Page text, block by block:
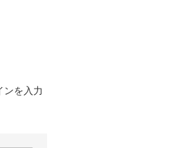
ンを入力